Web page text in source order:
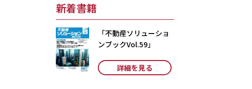
新着書籍
「不動産ソリューショ
ンブックVol.59」
詳細を見る